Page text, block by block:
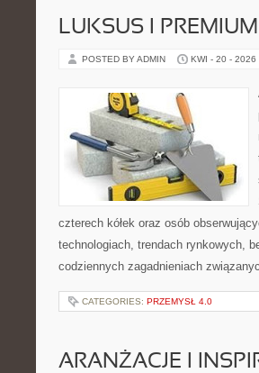
LUKSUS I PREMIUM
POSTED BY ADMIN KWI - 20 - 2026
czterech kółek oraz osób
technologiach, trendach rynkowych,
codziennych zagadnieniach
CATEGORIES: PRZEMYSŁ 4.0
ARANŻACJE I